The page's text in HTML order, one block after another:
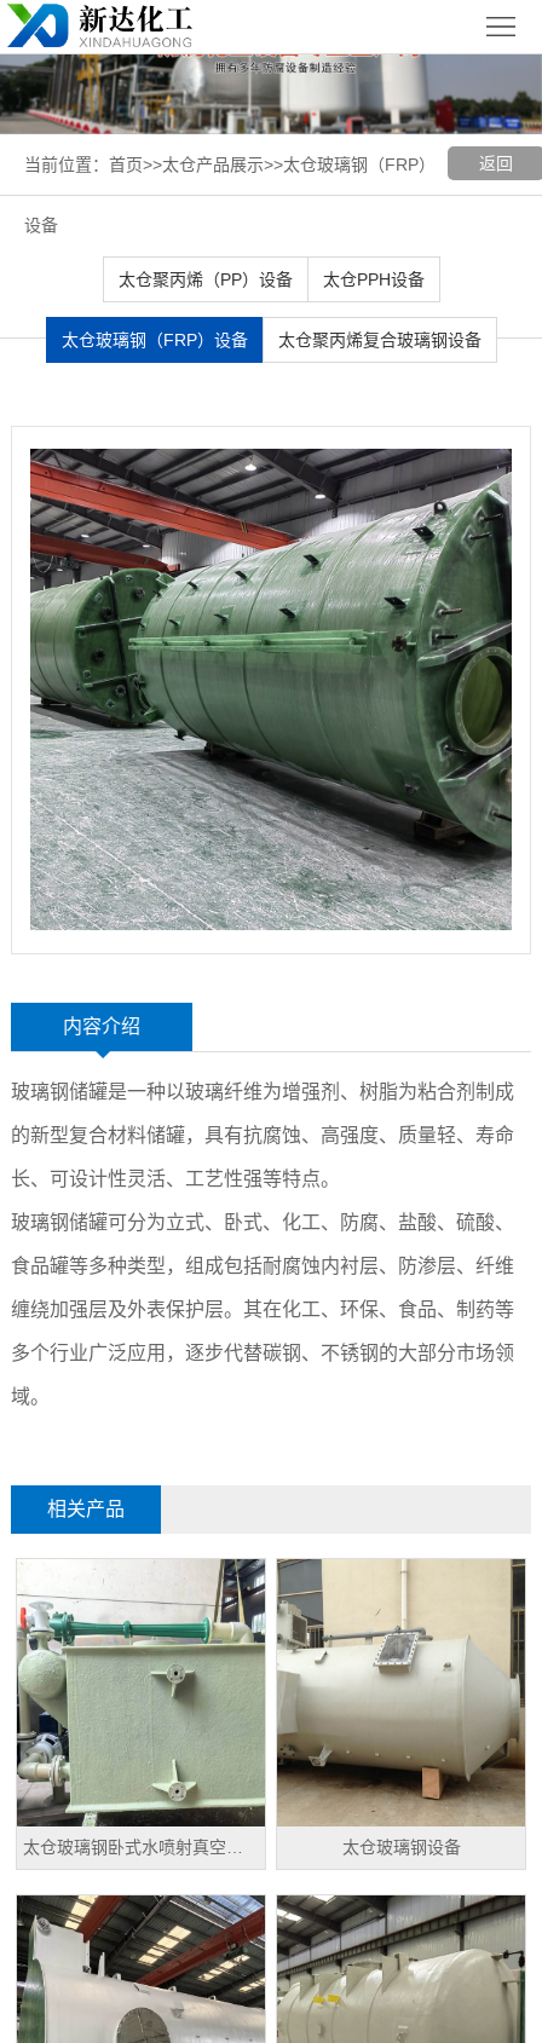
页
关
于
我
新
闻
聚丙烯
玻璃钢
设备
返回
当前位置： 首页>>太仓产品展示>>太仓玻璃钢（FRP）
设备
太仓聚丙烯（PP）设备 太仓PPH设备
太仓玻璃钢（FRP）设备 太仓聚丙烯复合玻璃钢设备
内容介绍
玻璃钢储罐是一种以玻璃纤维为增强剂、树脂为粘合剂制成
的新型复合材料储罐，具有抗腐蚀、高强度、质量轻、寿命
长、可设计性灵活、工艺性强等特点。
玻璃钢储罐可分为立式、卧式、化工、防腐、盐酸、硫酸、
食品罐等多种类型，组成包括耐腐蚀内衬层、防渗层、纤维
缠绕加强层及外表保护层。其在化工、环保、食品、制药等
多个行业广泛应用，逐步代替碳钢、不锈钢的大部分市场领
域。
相关产品
太仓玻璃钢设备